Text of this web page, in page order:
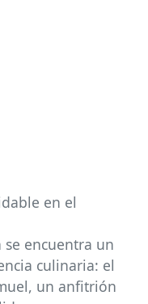
en el
se encuentra un
culinaria: el
un anfitrión